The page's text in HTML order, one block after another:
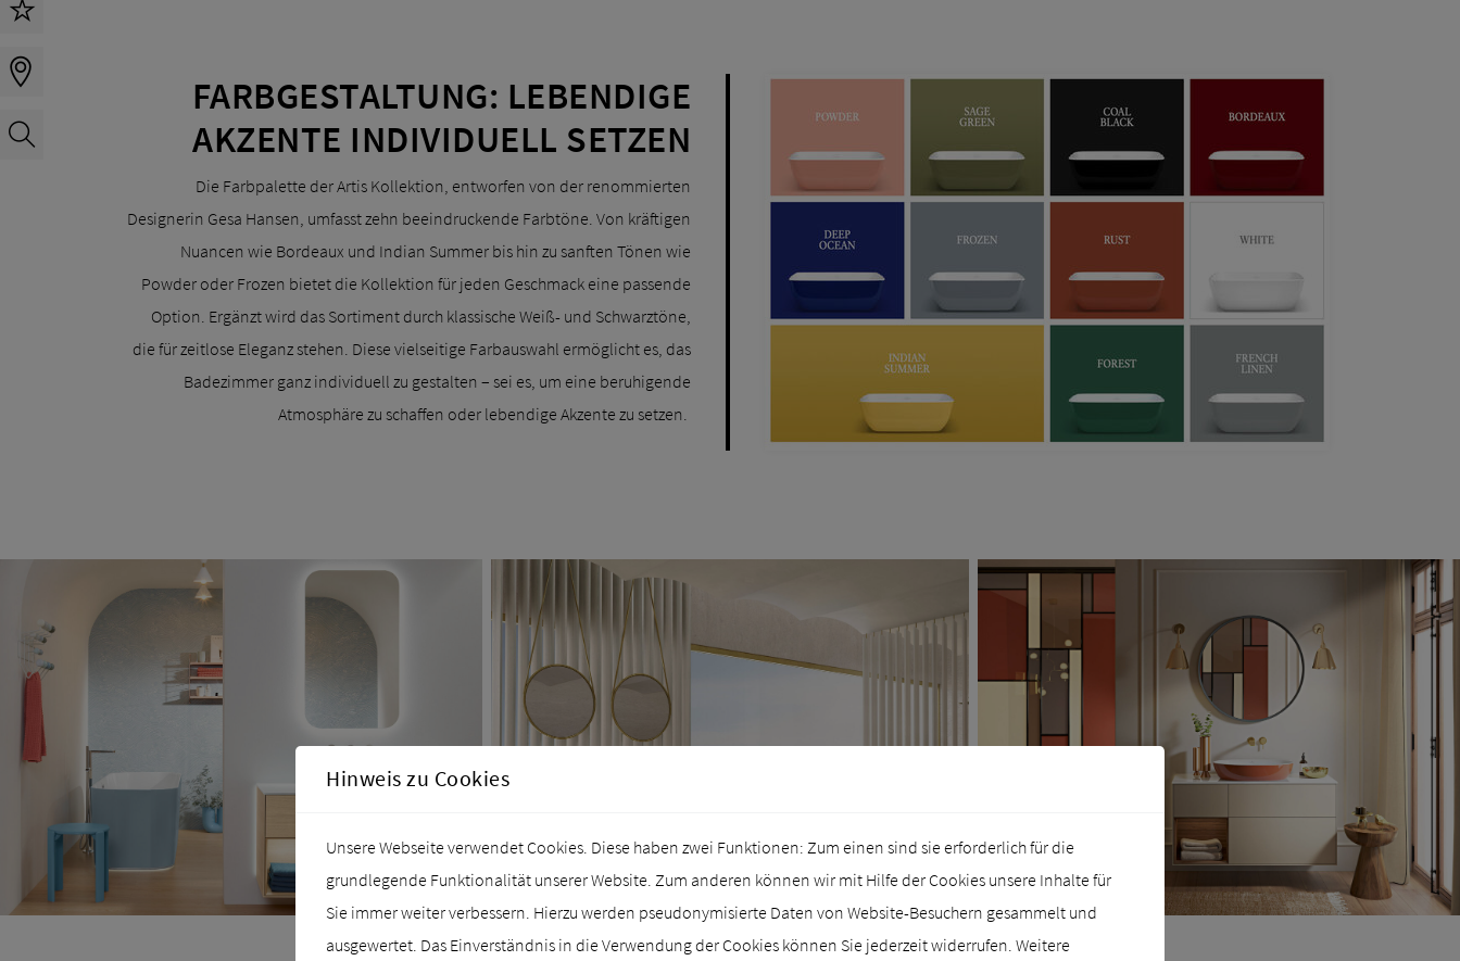
FARBGESTALTUNG: LEBENDIGE
AKZENTE INDIVIDUELL SETZEN
Die Farbpalette der Artis Kollektion, entworfen von der renommierten
Designerin Gesa Hansen, umfasst zehn beeindruckende Farbtöne. Von kräftigen
Nuancen wie Bordeaux und Indian Summer bis hin zu sanften Tönen wie
Powder oder Frozen bietet die Kollektion für jeden Geschmack eine passende
Option. Ergänzt wird das Sortiment durch klassische Weiß- und Schwarztöne,
die für zeitlose Eleganz stehen. Diese vielseitige Farbauswahl ermöglicht es, das
Badezimmer ganz individuell zu gestalten – sei es, um eine beruhigende
Atmosphäre zu schaffen oder lebendige Akzente zu setzen.
Hinweis zu Cookies
Unsere Webseite verwendet Cookies. Diese haben zwei Funktionen: Zum einen sind sie erforderlich für die
grundlegende Funktionalität unserer Website. Zum anderen können wir mit Hilfe der Cookies unsere Inhalte für
Sie immer weiter verbessern. Hierzu werden pseudonymisierte Daten von Website-Besuchern gesammelt und
ausgewertet. Das Einverständnis in die Verwendung der Cookies können Sie jederzeit widerrufen. Weitere